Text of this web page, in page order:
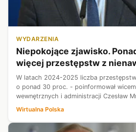
WYDARZENIA
Niepokojące zjawisko.
więcej przestępstw z
W latach 2024-2025 liczba
o ponad 30 proc. - poinformował
wewnętrznych i administracji Czesław
na głośne incydenty w Bielsku-Białej i
Wirtualna Polska